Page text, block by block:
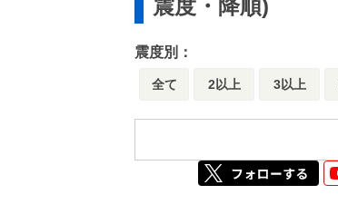
震度・降順)
震度別：
全て 2以上 3以上